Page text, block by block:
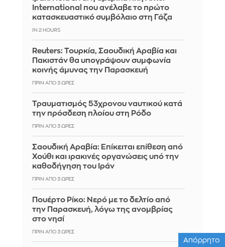
International που ανέλαβε το πρώτο
κατασκευαστικό συμβόλαιο στη Γάζα
IN 2 HOURS
Reuters: Τουρκία, Σαουδική Αραβία και
Πακιστάν θα υπογράψουν συμφωνία
κοινής άμυνας την Παρασκευή
ΠΡΙΝ ΑΠΌ 3 ΏΡΕΣ
Τραυματισμός 53χρονου ναυτικού κατά
την πρόσδεση πλοίου στη Ρόδο
ΠΡΙΝ ΑΠΌ 3 ΏΡΕΣ
Σαουδική Αραβία: Επίκειται επίθεση από
Χούθι και ιρακινές οργανώσεις υπό την
καθοδήγηση του Ιράν
ΠΡΙΝ ΑΠΌ 3 ΏΡΕΣ
Πουέρτο Ρίκο: Νερό με το δελτίο από
την Παρασκευή, λόγω της ανομβρίας
στο νησί
ΠΡΙΝ ΑΠΌ 3 ΏΡΕΣ
Απόρρητο